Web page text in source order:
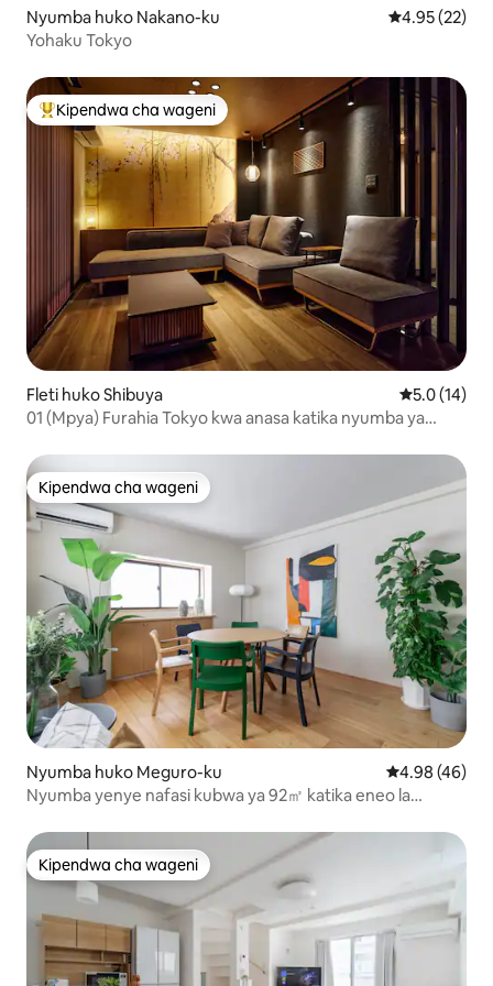
Nyumba huko Nakano-ku Ukadiriaji wa
4.95 (22)
Yohaku Tokyo
Kipendwa maarufu cha wageni
Kipendwa cha wageni
Fleti huko Shibuya Ukadiriaji
5.0 (14)
01 (Mpya) Furahia Tokyo kwa anasa katika nyumba ya
mawili katika Kituo cha Shibuya
Kipendwa cha wageni
Kipendwa cha wageni
Nyumba huko Meguro-ku Ukadiriaji wa
4.98 (46)
Nyumba yenye nafasi kubwa ya 92㎡ katika eneo la
Kipendwa cha wageni
Kipendwa cha wageni